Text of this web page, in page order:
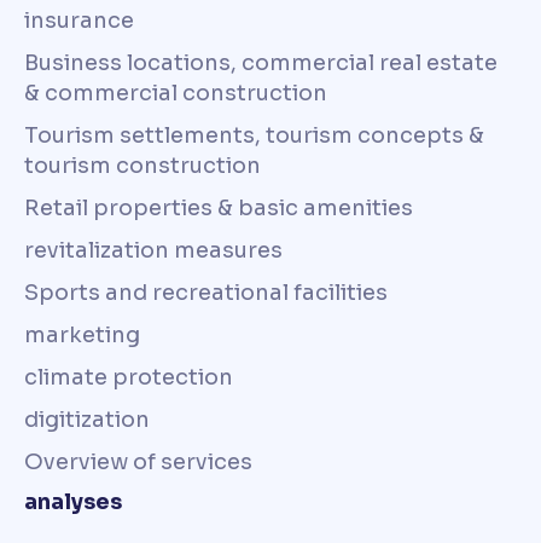
insurance
Business locations, commercial real estate
& commercial construction
Tourism settlements, tourism concepts &
tourism construction
Retail properties & basic amenities
revitalization measures
Sports and recreational facilities
marketing
climate protection
digitization
Overview of services
analyses